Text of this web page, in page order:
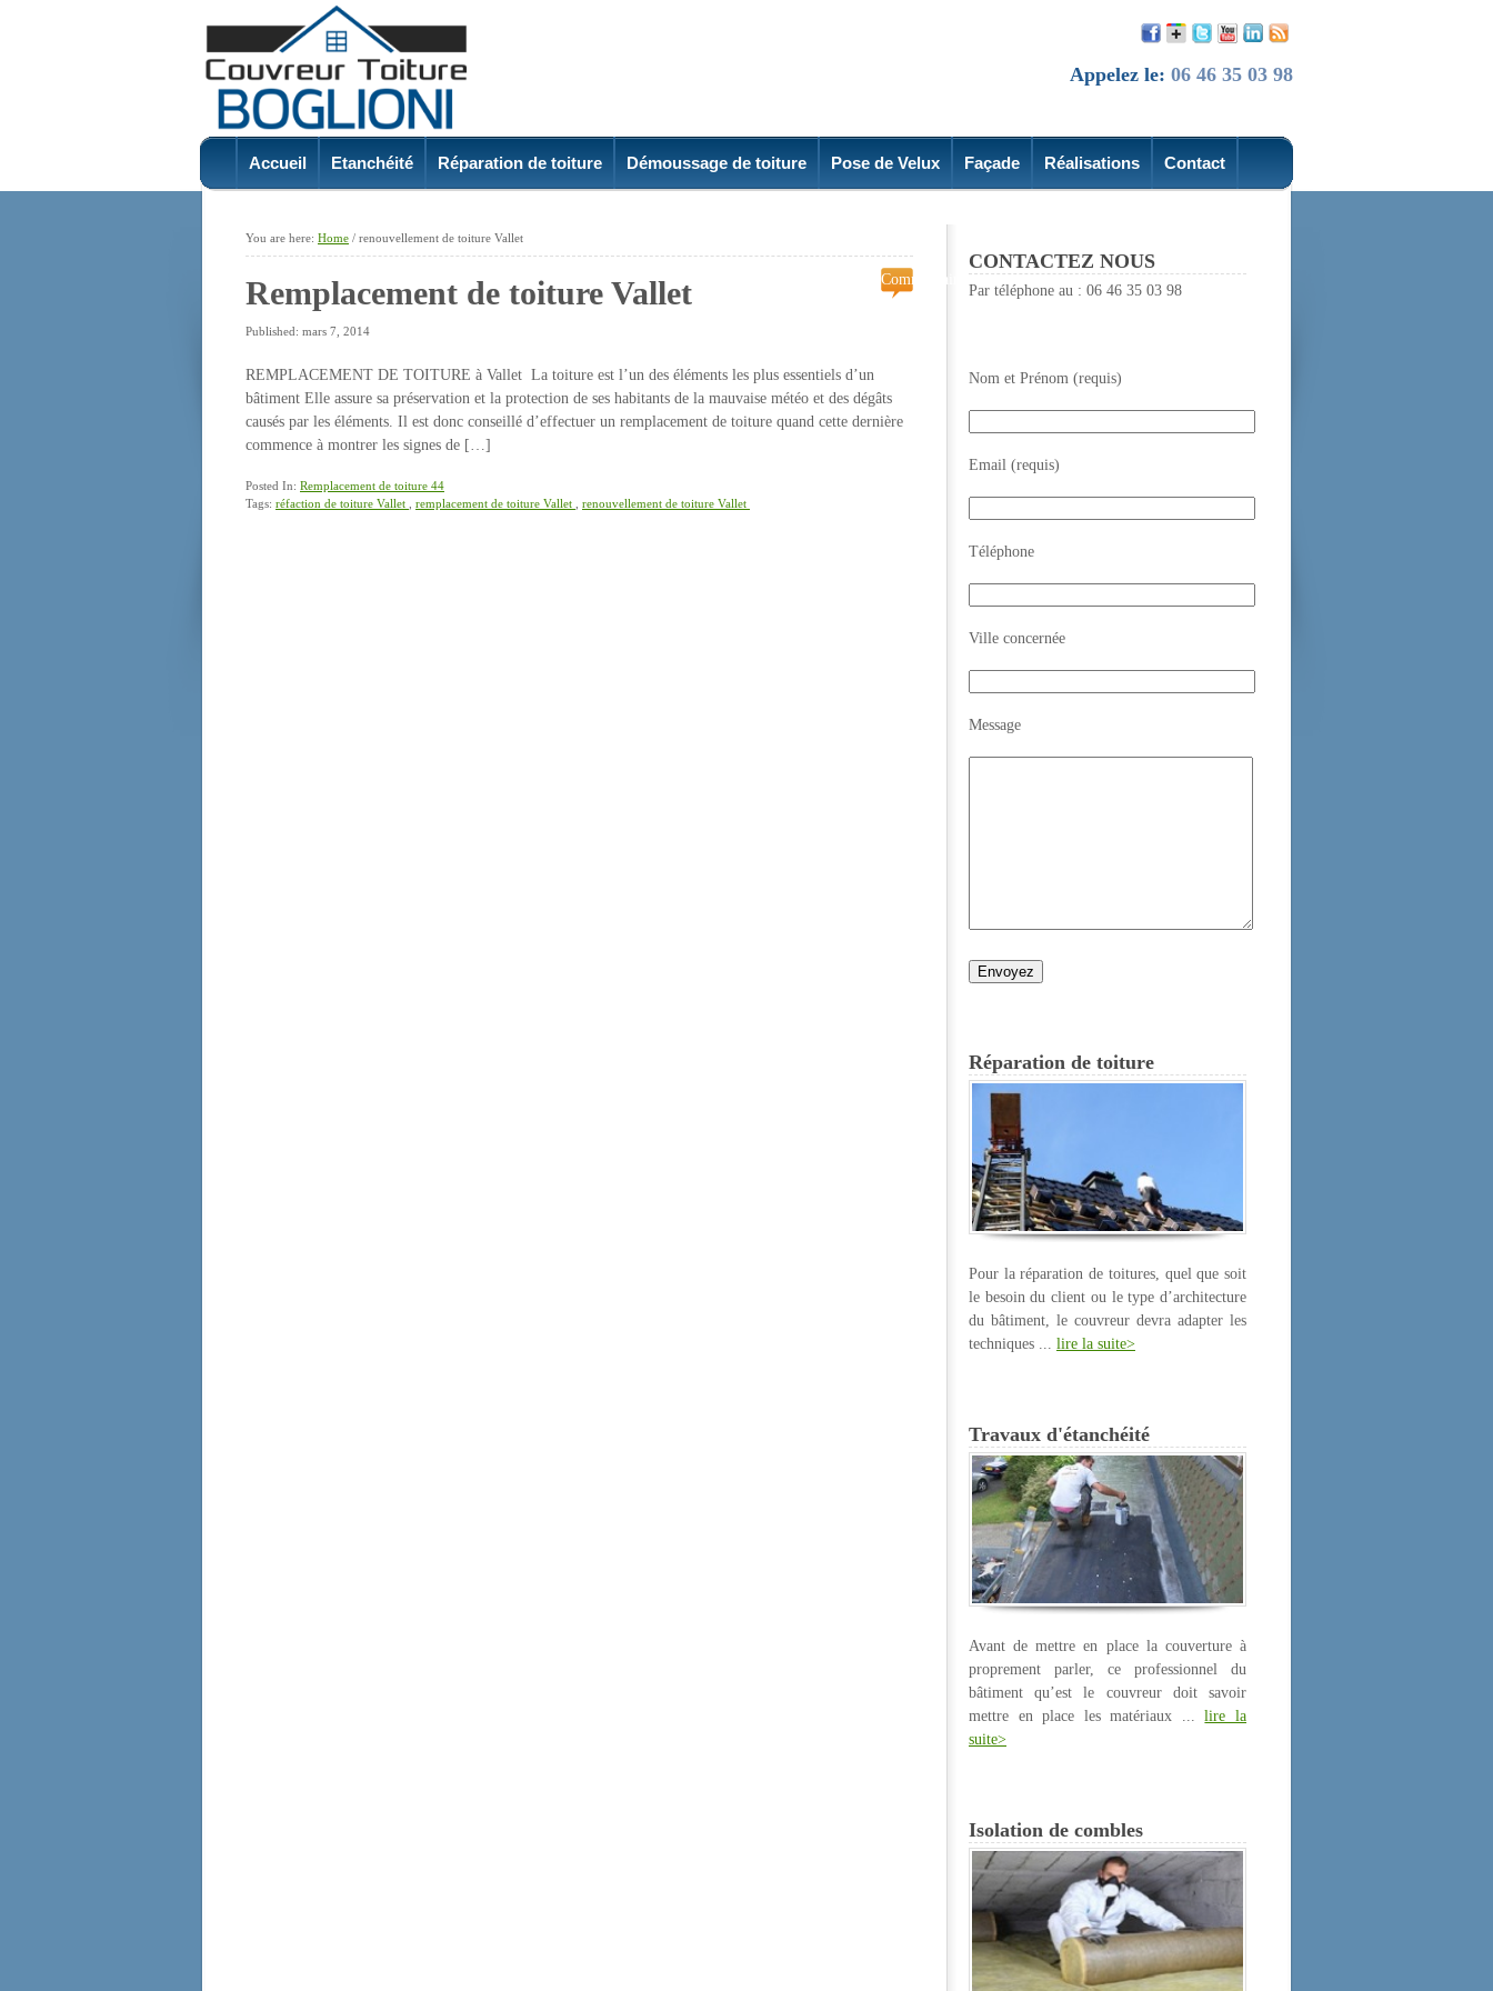
Appelez le: 06 46 35 03 98
Accueil Etanchéité Réparation de toiture Démoussage de toiture Pose de Velux Façade Réalisations Contact
You are here: Home / renouvellement de toiture Vallet
Remplacement de toiture Vallet
Commentaires
fermés
toiture
Vallet
Published: mars 7, 2014
REMPLACEMENT DE TOITURE à Vallet La toiture est l’un des éléments les plus essentiels d’un
bâtiment Elle assure sa préservation et la protection de ses habitants de la mauvaise météo et des dégâts
causés par les éléments. Il est donc conseillé d’effectuer un remplacement de toiture quand cette dernière
commence à montrer les signes de […]
Posted In: Remplacement de toiture 44
Tags: réfaction de toiture Vallet remplacement de toiture Vallet renouvellement de toiture Vallet
CONTACTEZ NOUS
Par téléphone au : 06 46 35 03 98
Nom et Prénom (requis)
Email (requis)
Téléphone
Ville concernée
Message
Réparation de toiture
Pour la réparation de toitures, quel que soit
le besoin du client ou le type d’architecture
du bâtiment, le couvreur devra adapter les
techniques ... lire la suite>
Travaux d'étanchéité
Avant de mettre en place la couverture à
proprement parler, ce professionnel du
bâtiment qu’est le couvreur doit savoir
mettre en place les matériaux ...lire la
suite>
Isolation de combles